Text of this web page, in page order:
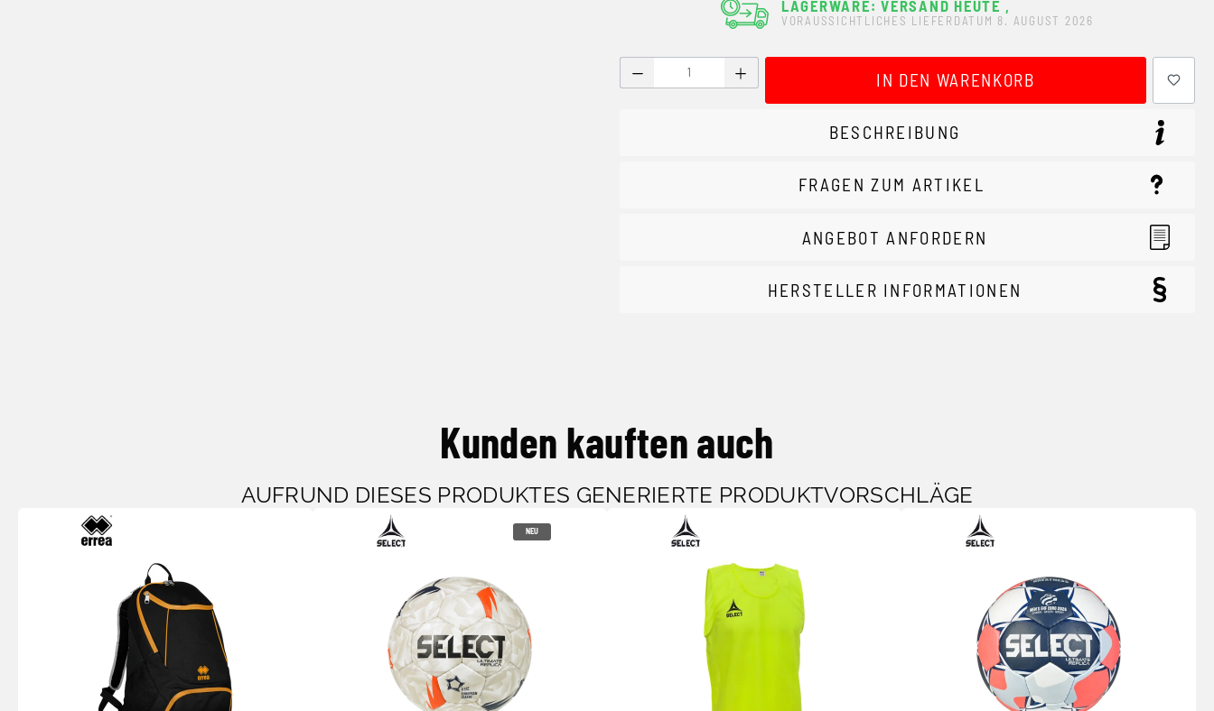
LAGERWARE: VERSAND HEUTE ,
VORAUSSICHTLICHES LIEFERDATUM 8. AUGUST 2026
Produkt Anzahl: Gib den gewünschten Wert ein oder benutze die Schaltflächen
IN DEN WARENKORB
BESCHREIBUNG
FRAGEN ZUM ARTIKEL
ANGEBOT ANFORDERN
HERSTELLER INFORMATIONEN
Kunden kauften auch
AUFRUND DIESES PRODUKTES GENERIERTE PRODUKTVORSCHLÄGE
NEU